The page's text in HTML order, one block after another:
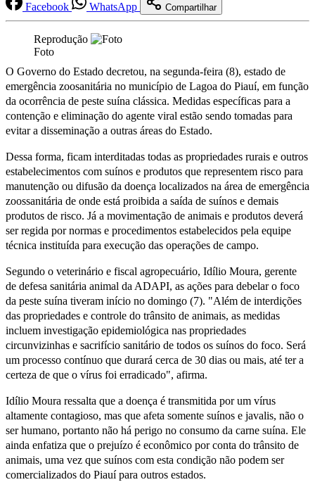
Facebook WhatsApp Compartilhar
Reprodução
Foto
O Governo do Estado decretou, na segunda-feira (8), estado de
emergência zoosanitária no município de Lagoa do Piauí, em função
da ocorrência de peste suína clássica. Medidas específicas para a
contenção e eliminação do agente viral estão sendo tomadas para
evitar a disseminação a outras áreas do Estado.
Dessa forma, ficam interditadas todas as propriedades rurais e outros
estabelecimentos com suínos e produtos que representem risco para
manutenção ou difusão da doença localizados na área de emergência
zoossanitária de onde está proibida a saída de suínos e demais
produtos de risco. Já a movimentação de animais e produtos deverá
ser regida por normas e procedimentos estabelecidos pela equipe
técnica instituída para execução das operações de campo.
Segundo o veterinário e fiscal agropecuário, Idílio Moura, gerente
de defesa sanitária animal da ADAPI, as ações para debelar o foco
da peste suína tiveram início no domingo (7). "Além de interdições
das propriedades e controle do trânsito de animais, as medidas
incluem investigação epidemiológica nas propriedades
circunvizinhas e sacrifício sanitário de todos os suínos do foco. Será
um processo contínuo que durará cerca de 30 dias ou mais, até ter a
certeza de que o vírus foi erradicado", afirma.
Idílio Moura ressalta que a doença é transmitida por um vírus
altamente contagioso, mas que afeta somente suínos e javalis, não o
ser humano, portanto não há perigo no consumo da carne suína. Ele
ainda enfatiza que o prejuízo é econômico por conta do trânsito de
animais, uma vez que suínos com esta condição não podem ser
comercializados do Piauí para outros estados.